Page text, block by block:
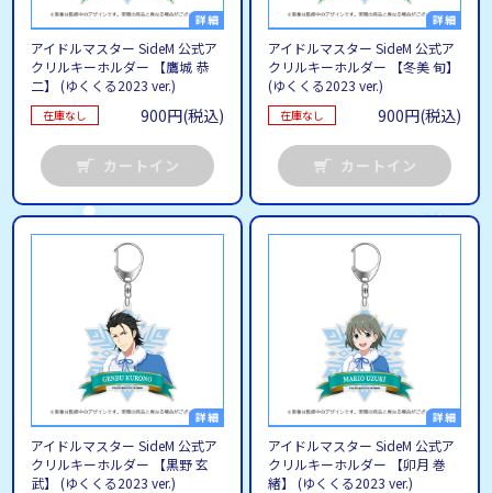
アイドルマスター SideM 公式ア
クリルキーホルダー 【鷹城 恭
二】 (ゆくくる2023 ver.)
在庫なし 900円(税込)
カートイン
アイドルマスター SideM 公式ア
クリルキーホルダー 【冬美 旬】
(ゆくくる2023 ver.)
在庫なし 900円(税込)
カートイン
アイドルマスター SideM 公式ア
クリルキーホルダー 【黒野 玄
武】 (ゆくくる2023 ver.)
アイドルマスター SideM 公式ア
クリルキーホルダー 【卯月 巻
緒】 (ゆくくる2023 ver.)